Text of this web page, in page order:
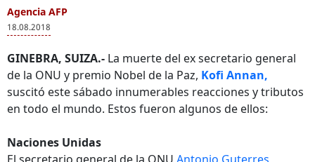
Agencia AFP
18.08.2018
GINEBRA, SUIZA.- La muerte del ex secretario general
de la ONU y premio Nobel de la Paz, Kofi Annan,
suscitó este sábado innumerables reacciones y tributos
en todo el mundo. Estos fueron algunos de ellos:
Naciones Unidas